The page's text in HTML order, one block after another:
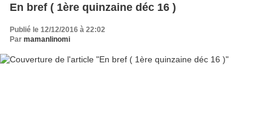
En bref ( 1ère quinzaine déc 16 )
Publié le 12/12/2016 à 22:02
Par mamanlinomi